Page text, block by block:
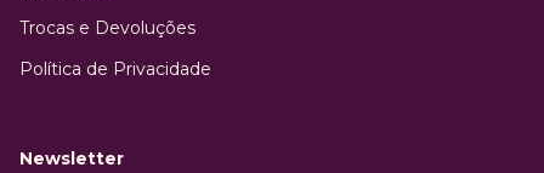
Trocas e Devoluções
Política de Privacidade
Newsletter